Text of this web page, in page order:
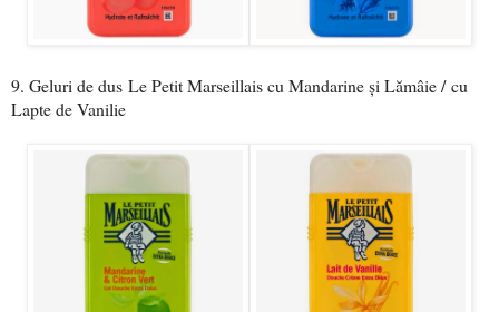
9. Geluri de dus Le Petit Marseillais cu Mandarine și Lămâie /cu
Lapte de Vanilie